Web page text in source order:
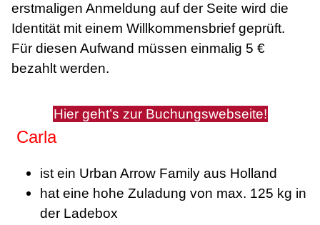
erstmaligen Anmeldung auf der Seite wird die
Identität mit einem Willkommensbrief geprüft.
Für diesen Aufwand müssen einmalig 5 €
bezahlt werden.
Hier geht’s zur Buchungswebseite!
Carla
ist ein Urban Arrow Family aus Holland
hat eine hohe Zuladung von max. 125 kg in
der Ladebox